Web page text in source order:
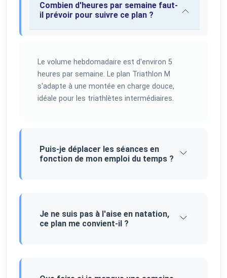
Combien d'heures par semaine faut-
il prévoir pour suivre ce plan ?
Le volume hebdomadaire est d'environ 5
heures par semaine. Le plan Triathlon M
s'adapte à une montée en charge douce,
idéale pour les triathlètes intermédiaires.
Puis-je déplacer les séances en
fonction de mon emploi du temps ?
Je ne suis pas à l'aise en natation,
ce plan me convient-il ?